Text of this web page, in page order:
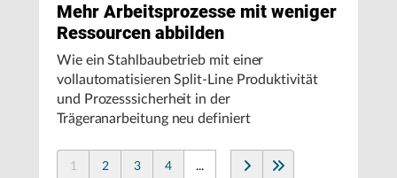
Mehr Arbeitsprozesse mit weniger
Ressourcen abbilden
Wie ein Stahlbaubetrieb mit einer
vollautomatisieren Split-Line Produktivität
und Prozesssicherheit in der
Trägeranarbeitung neu definiert
1 2 3 4 ...